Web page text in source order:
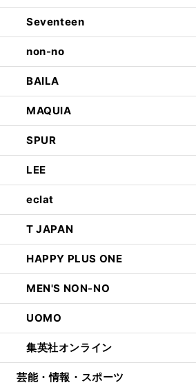
Seventeen
non-no
BAILA
MAQUIA
SPUR
LEE
eclat
T JAPAN
HAPPY PLUS ONE
MEN'S NON-NO
UOMO
集英社オンライン
芸能・情報・スポーツ